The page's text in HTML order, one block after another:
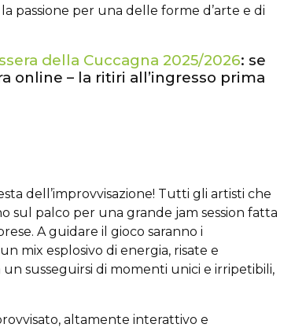
passione per una delle forme d’arte e di
della Cuccagna 2025/2026: se
online – la ritiri all’ingresso prima
dell’improvvisazione! Tutti gli artisti che
sul palco per una grande jam session fatta
A guidare il gioco saranno i
mix esplosivo di energia, risate e
susseguirsi di momenti unici e irripetibili,
altamente interattivo e